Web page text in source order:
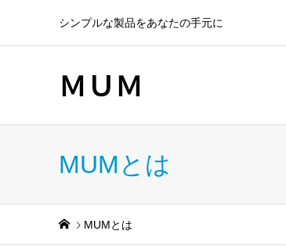
シンプルな製品をあなたの手元に
ＭＵＭ
MUMとは
MUMとは